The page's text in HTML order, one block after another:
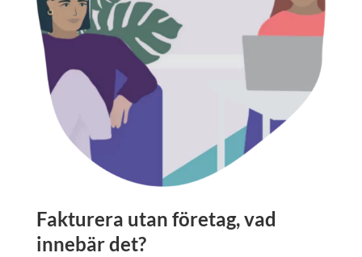
Fakturera utan företag, vad
innebär det?